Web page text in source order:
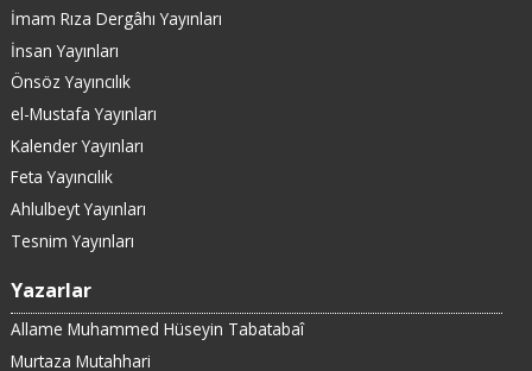
İmam Rıza Dergâhı Yayınları
İnsan Yayınları
Önsöz Yayıncılık
el-Mustafa Yayınları
Kalender Yayınları
Feta Yayıncılık
Ahlulbeyt Yayınları
Tesnim Yayınları
Yazarlar
Allame Muhammed Hüseyin Tabatabaî
Murtaza Mutahhari